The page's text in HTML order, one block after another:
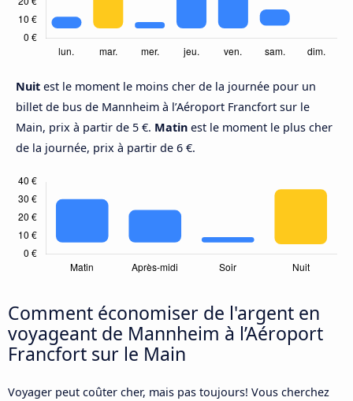
Nuit est le moment le moins cher de la journée pour un
billet de bus de Mannheim à l’Aéroport Francfort sur le
Main, prix à partir de 5 €. Matin est le moment le plus cher
de la journée, prix à partir de 6 €.
Comment économiser de l'argent en
voyageant de Mannheim à l’Aéroport
Francfort sur le Main
Voyager peut coûter cher, mais pas toujours! Vous cherchez